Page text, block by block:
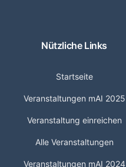
Nützliche Links
Startseite
Veranstaltungen mAI 2025
Veranstaltung einreichen
Alle Veranstaltungen
Veranstaltungen mAI 2024